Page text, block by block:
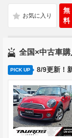
無
料
全国×中古車
PICK UP 8/9更新！